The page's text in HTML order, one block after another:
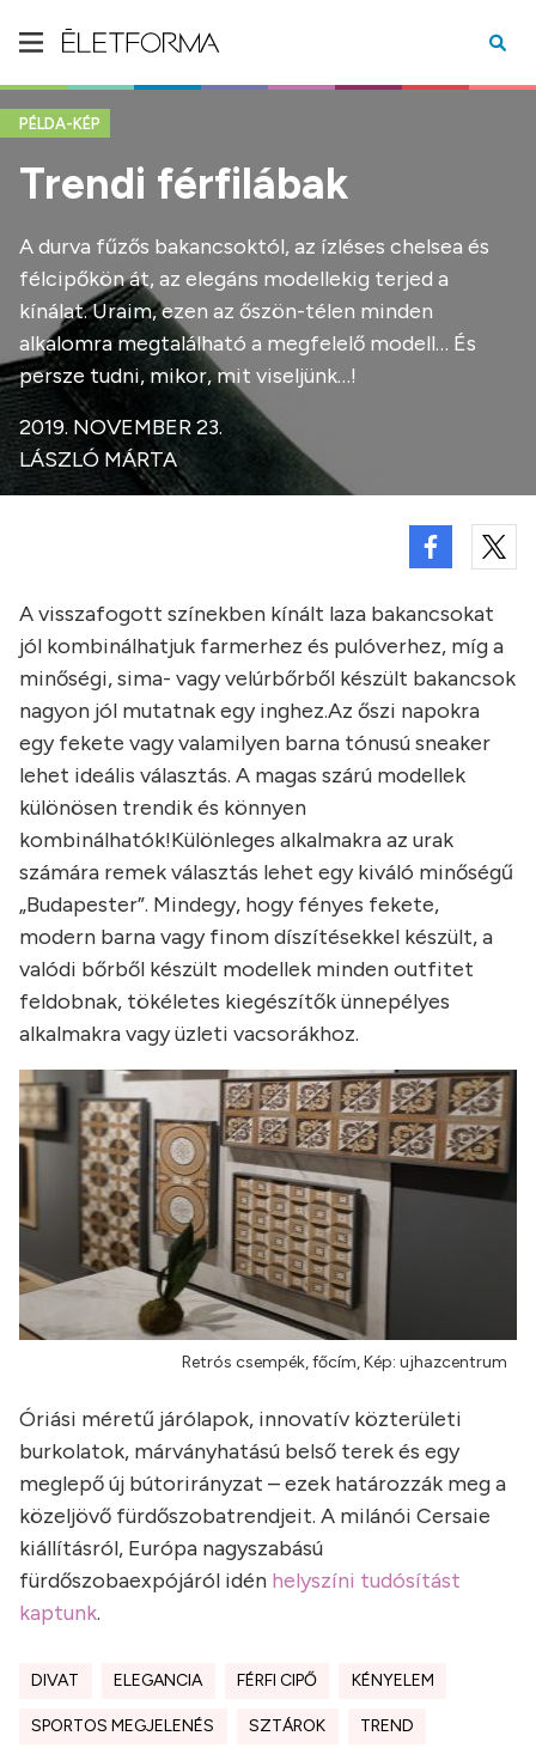
PÉLDA-KÉP
Trendi férfilábak
A durva fűzős bakancsoktól, az ízléses chelsea és
félcipőkön át, az elegáns modellekig terjed a
kínálat. Uraim, ezen az őszön-télen minden
alkalomra megtalálható a megfelelő modell… És
persze tudni, mikor, mit viseljünk…!
2019. NOVEMBER 23.
LÁSZLÓ MÁRTA
A visszafogott színekben kínált laza bakancsokat
jól kombinálhatjuk farmerhez és pulóverhez, míg a
minőségi, sima- vagy velúrbőrből készült bakancsok
nagyon jól mutatnak egy inghez.Az őszi napokra
egy fekete vagy valamilyen barna tónusú sneaker
lehet ideális választás. A magas szárú modellek
különösen trendik és könnyen
kombinálhatók!Különleges alkalmakra az urak
számára remek választás lehet egy kiváló minőségű
„Budapester”. Mindegy, hogy fényes fekete,
modern barna vagy finom díszítésekkel készült, a
valódi bőrből készült modellek minden outfitet
feldobnak, tökéletes kiegészítők ünnepélyes
alkalmakra vagy üzleti vacsorákhoz.
Retrós csempék, főcím, Kép: ujhazcentrum
Óriási méretű járólapok, innovatív közterületi
burkolatok, márványhatású belső terek és egy
meglepő új bútorirányzat – ezek határozzák meg a
közeljövő fürdőszobatrendjeit. A milánói Cersaie
kiállításról, Európa nagyszabású
fürdőszobaexpójáról idén helyszíni tudósítást
kaptunk.
DIVAT ELEGANCIA FÉRFI CIPŐ KÉNYELEM
SPORTOS MEGJELENÉS SZTÁROK TREND